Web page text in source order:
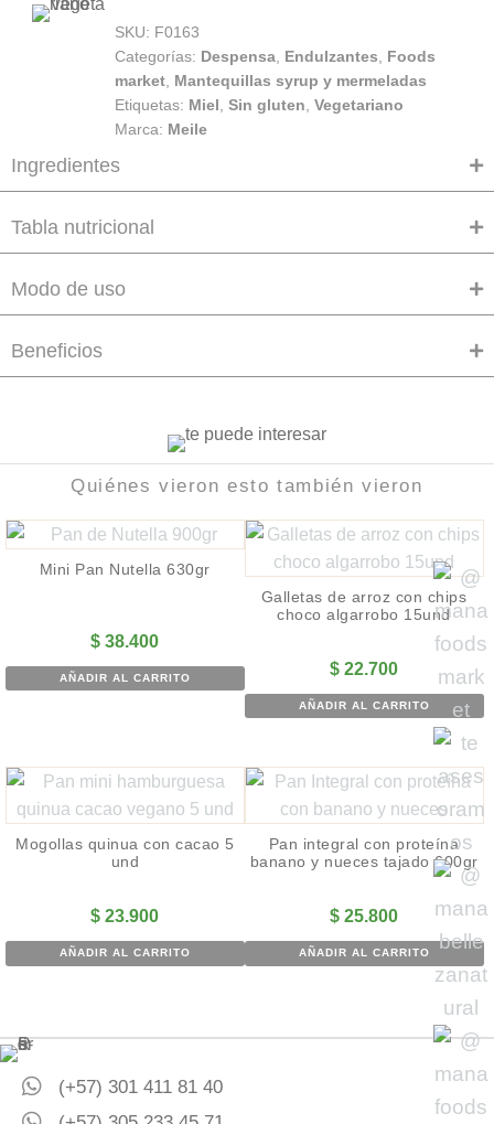
SKU: F0163
Categorías: Despensa Endulzantes
Foods
market Mantequillas syrup y mermeladas
Etiquetas: Miel Sin gluten Vegetariano
Marca: Meile
Ingredientes
Tabla nutricional
Modo de uso
Beneficios
Quiénes vieron esto también vieron
Mini Pan Nutella 630gr
$ 38.400
AÑADIR AL CARRITO
Galletas de arroz con chips
choco algarrobo 15und
$ 22.700
AÑADIR AL CARRITO
Mogollas quinua con cacao 5
und
$ 23.900
AÑADIR AL CARRITO
Pan integral con proteína
banano y nueces tajado 600gr
$ 25.800
AÑADIR AL CARRITO
(+57) 301 411 81 40